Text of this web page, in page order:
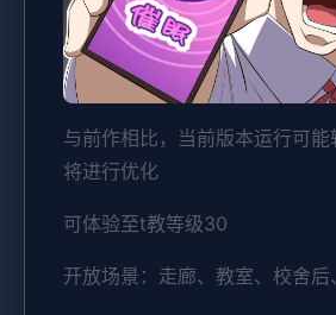
与前作相比，当前版本运行可
将进行优化
可体验至t教等级30
开放场景：走廊、教室、校舍后